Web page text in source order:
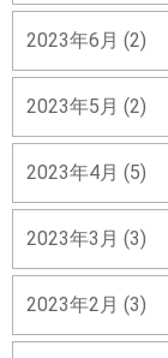
2023年6月 (2)
2023年5月 (2)
2023年4月 (5)
2023年3月 (3)
2023年2月 (3)